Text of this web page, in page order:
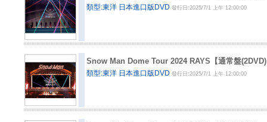
類型:東洋 日本進口版DVD發行日:2025/7/1 上午 12:00:00
Snow Man Dome Tour 2024 RAYS【通常盤
類型:東洋 日本進口版DVD發行日:2025/7/1 上午 12:00:00